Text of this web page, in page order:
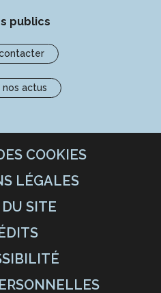
publics
nos actus
COOKIES
LÉGALES
SITE